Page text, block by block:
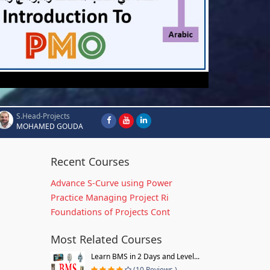
S.Head-Projects
MOHAMED GOUDA
Recent Courses
Advance S-Curve using Power
Practice Managing Project Ri
Foundations of Projects Cont
Most Related Courses
Learn BMS in 2 Days and Level...